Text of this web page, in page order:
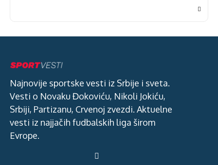
Najnovije sportske vesti iz Srbije i sveta.
Vesti o Novaku Đokoviću, Nikoli Jokiću,
Srbiji, Partizanu, Crvenoj zvezdi. Aktuelne
vesti iz najjačih fudbalskih liga širom
Evrope.